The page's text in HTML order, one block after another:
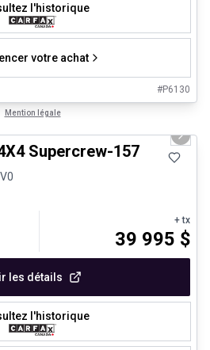
l'historique
votre achat
#P6130
Mention légale
Next
Supercrew-157
+ tx
39 995 $
les détails
l'historique